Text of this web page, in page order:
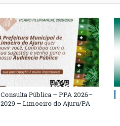
Consulta Pública – PPA 2026–
2029 – Limoeiro do Ajuru/PA